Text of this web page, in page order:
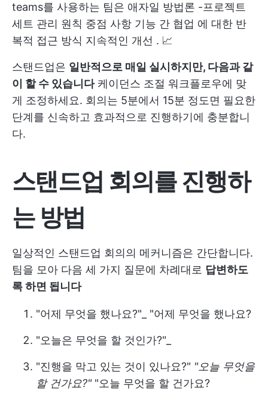
teams를 사용하는 팀은 애자일 방법론 -프로젝트
세트 관리 원칙 중점 사항 기능 간 협업 에 대한 반
복적 접근 방식 지속적인 개선 . 📈
스탠드업은 일반적으로 매일 실시하지만, 다음과 같
이 할 수 있습니다 케이던스 조절 워크플로우에 맞
게 조정하세요. 회의는 5분에서 15분 정도면 필요한
단계를 신속하고 효과적으로 진행하기에 충분합니
다.
스탠드업 회의를 진행하
는 방법
일상적인 스탠드업 회의의 메커니즘은 간단합니다.
팀을 모아 다음 세 가지 질문에 차례대로 답변하도
록 하면 됩니다
"어제 무엇을 했나요?"_ "어제 무엇을 했나요?
"오늘은 무엇을 할 것인가?"_
"진행을 막고 있는 것이 있나요?" "오늘 무엇을
할 건가요?""오늘 무엇을 할 건가요?